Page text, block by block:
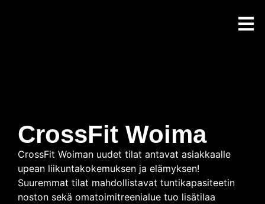
CrossFit Woima
CrossFit Woiman uudet tilat antavat asiakkaalle
upean liikuntakokemuksen ja elämyksen!
Suuremmat tilat mahdollistavat tuntikapasiteetin
noston sekä omatoimitreenialue tuo lisätilaa